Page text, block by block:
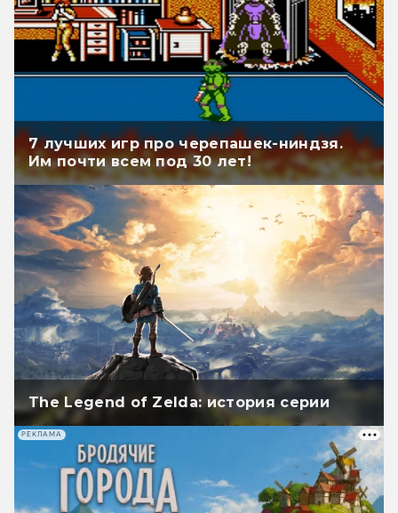
7 лучших игр про черепашек-ниндзя.
Им почти всем под 30 лет!
The Legend of Zelda: история серии
РЕКЛАМА